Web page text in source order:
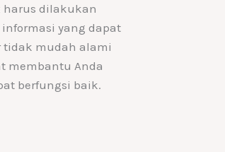
harus dilakukan
yang dapat
tidak mudah alami
membantu Anda
berfungsi baik.